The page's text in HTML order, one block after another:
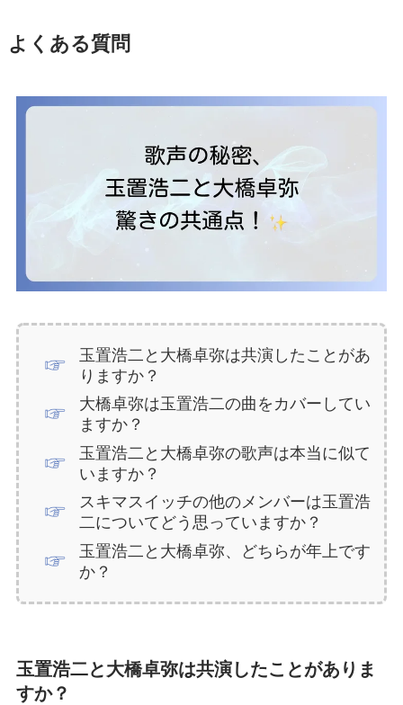
よくある質問
玉置浩二と大橋卓弥は共演したことがあ
りますか？
大橋卓弥は玉置浩二の曲をカバーしてい
ますか？
玉置浩二と大橋卓弥の歌声は本当に似て
いますか？
スキマスイッチの他のメンバーは玉置浩
二についてどう思っていますか？
玉置浩二と大橋卓弥、どちらが年上です
か？
玉置浩二と大橋卓弥は共演したことがありま
すか？